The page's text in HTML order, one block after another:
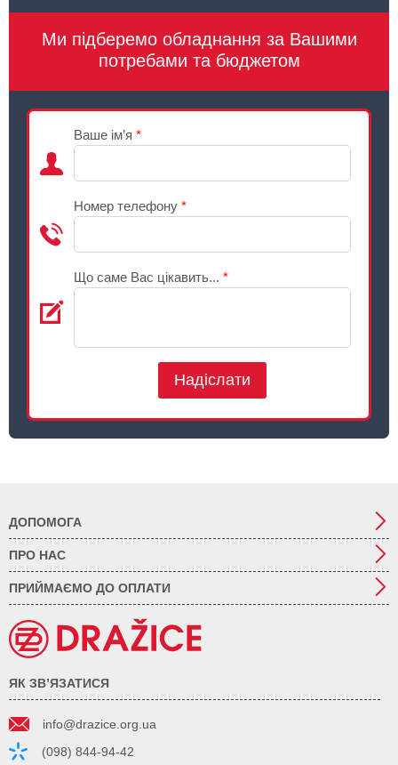
Ми підберемо обладнання за Вашими
потребами та бюджетом
Ваше ім’я *
Номер телефону *
Що саме Вас цікавить... *
Надіслати
ДОПОМОГА
ПРО НАС
ПРИЙМАЄМО ДО ОПЛАТИ
ЯК ЗВ’ЯЗАТИСЯ
info@drazice.org.ua
(098) 844-94-42